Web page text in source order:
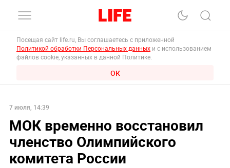
Посещая сайт life.ru, Вы соглашаетесь с приложенной
Политикой обработки Персональных данных и с использованием
файлов cookie, указанных в данной Политике.
ОК
7 июля, 14:39
МОК временно восстановил
членство Олимпийского
комитета России